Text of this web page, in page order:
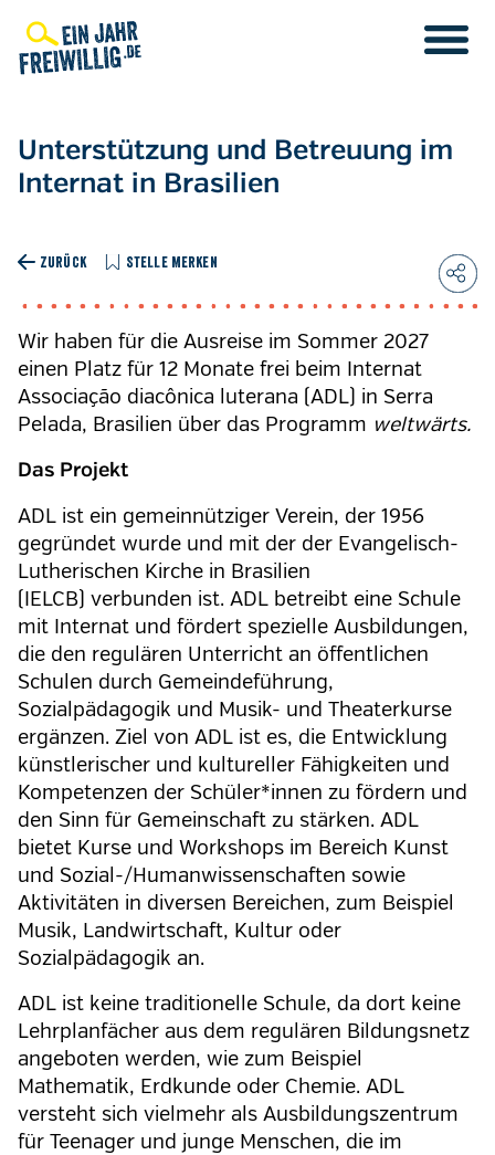
zum
Inhalt
Unterstützung und Betreuung im
Internat in Brasilien
ZURÜCK STELLE MERKEN
Wir haben für die Ausreise im Sommer 2027
einen Platz für 12 Monate frei beim Internat
Associação diacônica luterana (ADL) in Serra
Pelada, Brasilien über das Programm weltwärts.
Das Projekt
ADL ist ein gemeinnütziger Verein, der 1956
gegründet wurde und mit der der Evangelisch-
Lutherischen Kirche in Brasilien
(IELCB) verbunden ist. ADL betreibt eine Schule
mit Internat und fördert spezielle Ausbildungen,
die den regulären Unterricht an öffentlichen
Schulen durch Gemeindeführung,
Sozialpädagogik und Musik- und Theaterkurse
ergänzen. Ziel von ADL ist es, die Entwicklung
künstlerischer und kultureller Fähigkeiten und
Kompetenzen der Schüler*innen zu fördern und
den Sinn für Gemeinschaft zu stärken. ADL
bietet Kurse und Workshops im Bereich Kunst
und Sozial-/Humanwissenschaften sowie
Aktivitäten in diversen Bereichen, zum Beispiel
Musik, Landwirtschaft, Kultur oder
Sozialpädagogik an.
ADL ist keine traditionelle Schule, da dort keine
Lehrplanfächer aus dem regulären Bildungsnetz
angeboten werden, wie zum Beispiel
Mathematik, Erdkunde oder Chemie. ADL
versteht sich vielmehr als Ausbildungszentrum
für Teenager und junge Menschen, die im